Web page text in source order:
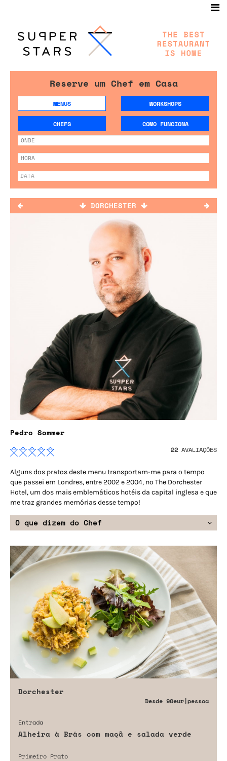
Reserve um Chef em Casa
MENUS WORKSHOPS
CHEFS COMO FUNCIONA
DORCHESTER
Pedro Sommer
22 AVALIAÇÕES
Alguns dos pratos deste menu transportam-me para o tempo
que passei em Londres, entre 2002 e 2004, no The Dorchester
Hotel, um dos mais emblemáticos hotéis da capital inglesa e que
me traz grandes memórias desse tempo!
O que dizem do Chef
Dorchester
Desde 90eur|pessoa
Entrada
Alheira à Brás com maçã e salada verde
Primeiro Prato